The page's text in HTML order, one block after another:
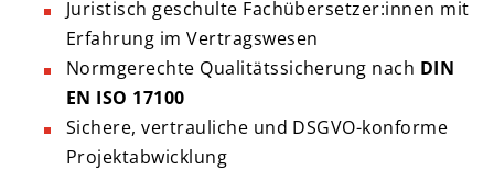
Juristisch geschulte Fachübersetzer:innen mit
Erfahrung im Vertragswesen
Normgerechte Qualitätssicherung nach DIN
EN ISO 17100
Sichere, vertrauliche und DSGVO-konforme
Projektabwicklung